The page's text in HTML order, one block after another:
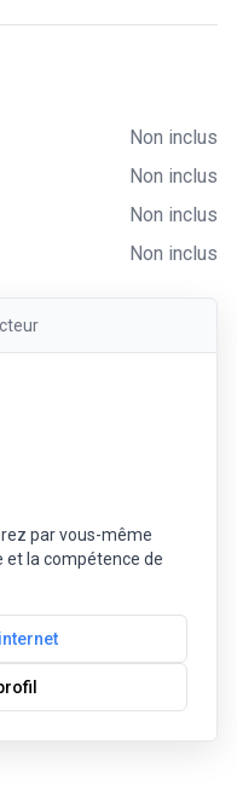
Non inclus
Non inclus
Non inclus
Non inclus
par vous-même
et la compétence de